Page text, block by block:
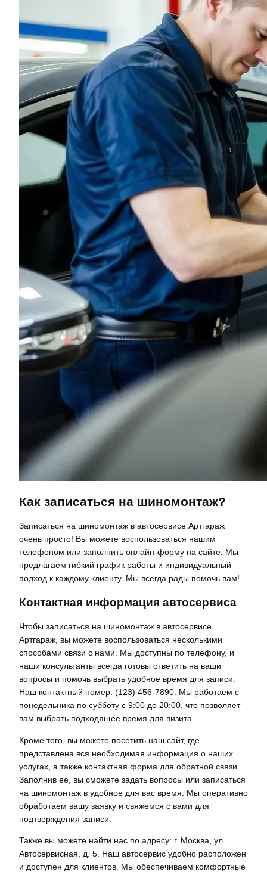
Как записаться на шиномонтаж?
Записаться на шиномонтаж в автосервисе Артгараж
очень просто! Вы можете воспользоваться нашим
телефоном или заполнить онлайн-форму на сайте. Мы
предлагаем гибкий график работы и индивидуальный
подход к каждому клиенту. Мы всегда рады помочь вам!
Контактная информация автосервиса
Чтобы записаться на шиномонтаж в автосервисе
Артгараж, вы можете воспользоваться несколькими
способами связи с нами. Мы доступны по телефону, и
наши консультанты всегда готовы ответить на ваши
вопросы и помочь выбрать удобное время для записи.
Наш контактный номер: (123) 456-7890. Мы работаем с
понедельника по субботу с 9:00 до 20:00, что позволяет
вам выбрать подходящее время для визита.
Кроме того, вы можете посетить наш сайт, где
представлена вся необходимая информация о наших
услугах, а также контактная форма для обратной связи.
Заполнив ее, вы сможете задать вопросы или записаться
на шиномонтаж в удобное для вас время. Мы оперативно
обработаем вашу заявку и свяжемся с вами для
подтверждения записи.
Также вы можете найти нас по адресу: г. Москва, ул.
Автосервисная, д. 5. Наш автосервис удобно расположен
и доступен для клиентов. Мы обеспечиваем комфортные